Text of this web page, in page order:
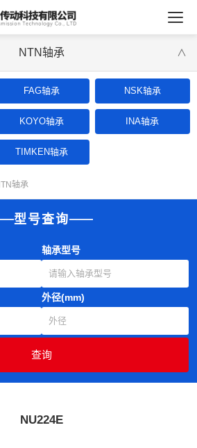
NTN轴承 ∨
FAG轴承 NSK轴承
KOYO轴承 INA轴承
TIMKEN轴承
轴承
型号查询
轴承型号
外径(mm)
NU224E